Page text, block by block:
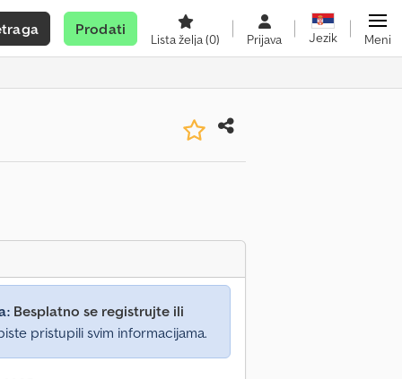
Prodati
Lista želja(0) Prijava Jezik Meni
Besplatno se registrujte ili
pristupili svim informacijama.